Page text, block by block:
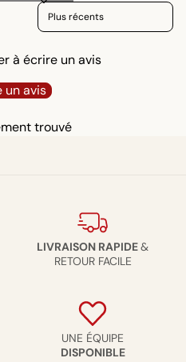
Sort reviews by
à écrire un avis
un avis
trouvé
LIVRAISON RAPIDE&
RETOUR FACILE
UNE ÉQUIPE
DISPONIBLE